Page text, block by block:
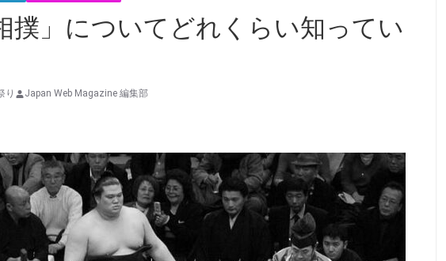
撲」についてどれくらい知ってい
り Japan Web Magazine 編集部